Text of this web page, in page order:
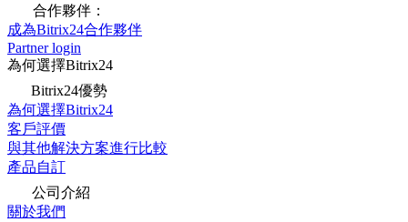
合作夥伴：
成為Bitrix24合作夥伴
Partner login
為何選擇Bitrix24
Bitrix24優勢
為何選擇Bitrix24
客戶評價
與其他解決方案進行比較
產品自訂
公司介紹
關於我們